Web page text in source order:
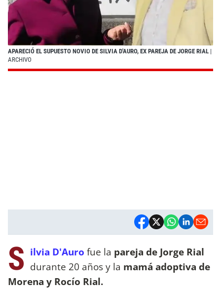
APARECIÓ EL SUPUESTO NOVIO DE SILVIA D'AURO, EX PAREJA DE JORGE RIAL |
ARCHIVO
S ilvia D'Auro fue la pareja de Jorge Rial
durante 20 años y la mamá adoptiva de
Morena y Rocío Rial.